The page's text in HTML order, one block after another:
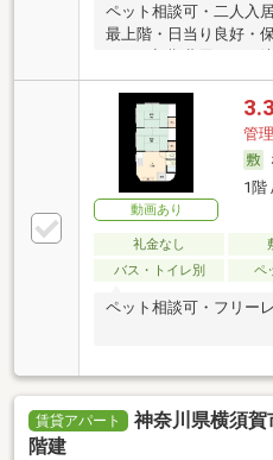
ペット相談可・二人入
最上階・日当り良好・
ア可・初期費用カード決
動画あり
管
1階
礼金なし
バス・トイレ別
ペ
ペット相談可・フリー
賃貸アパート
神奈川県横須
階建